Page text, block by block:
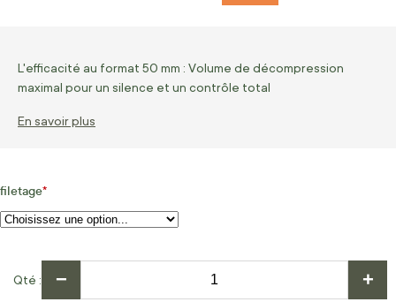
L'efficacité au format 50 mm : Volume de décompression
maximal pour un silence et un contrôle total
En savoir plus
filetage
Qté − +